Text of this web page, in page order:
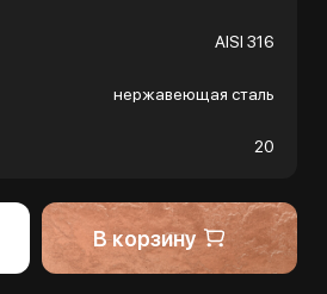
AISI 316
нержавеющая сталь
20
В корзину